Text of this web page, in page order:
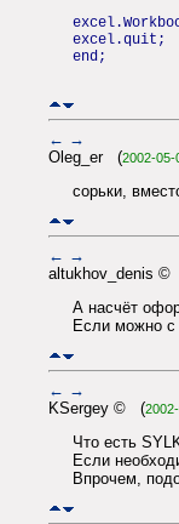
excel.quit;
end;
← →
Oleg_er (2002-05-
сорьки,
← →
altukhov_denis
А насчёт
Если можно с
← →
KSergey © (
Что есть
Если
Впрочем,